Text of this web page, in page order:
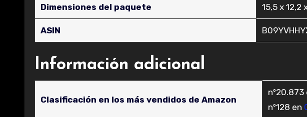
Dimensiones del paquete ‎15,5 x 12,2
ASIN
Información adicional
Clasificación en los más vendidos de Amazon
nº20.873
nº128 en